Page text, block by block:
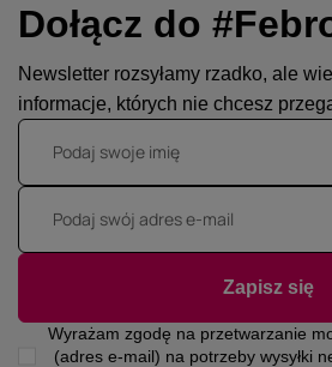
Dołącz do
Newsletter rozsyłamy rzadko, ale
informacje, których nie chcesz
Podaj swoje imię
Podaj swój adres e-mail
Wyrażam zgodę na przetwarzanie
(adres e-mail) na potrzeby wysyłki
Zapisz się